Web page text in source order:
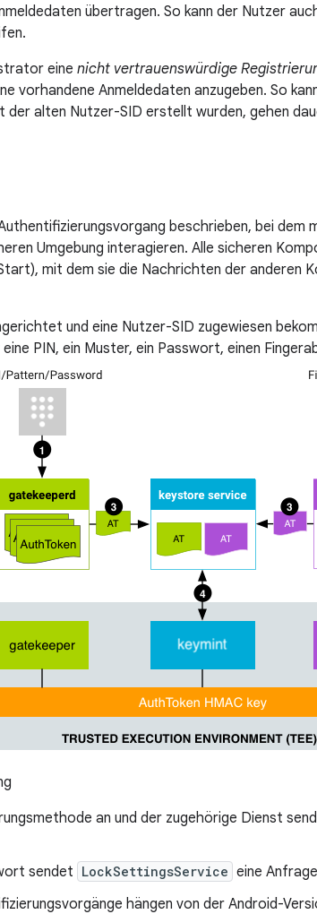
übertragen. So kann der Nutzer
eine nicht vertrauenswürdige
vorhandene Anmeldedaten anzugeben. So
der alten Nutzer-SID erstellt wurden, gehen
beschrieben, bei dem
Umgebung interagieren. Alle sicheren
mit dem sie die Nachrichten der anderen
und eine Nutzer-SID zugewiesen
PIN, ein Muster, ein Passwort, einen
an und der zugehörige Dienst
sendet LockSettingsService eine
hängen von der Android-